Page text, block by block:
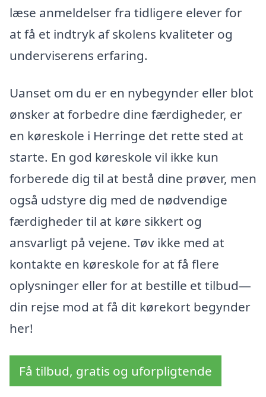
læse anmeldelser fra tidligere elever for
at få et indtryk af skolens kvaliteter og
underviserens erfaring.
Uanset om du er en nybegynder eller blot
ønsker at forbedre dine færdigheder, er
en køreskole i Herringe det rette sted at
starte. En god køreskole vil ikke kun
forberede dig til at bestå dine prøver, men
også udstyre dig med de nødvendige
færdigheder til at køre sikkert og
ansvarligt på vejene. Tøv ikke med at
kontakte en køreskole for at få flere
oplysninger eller for at bestille et tilbud—
din rejse mod at få dit kørekort begynder
her!
Få tilbud, gratis og uforpligtende